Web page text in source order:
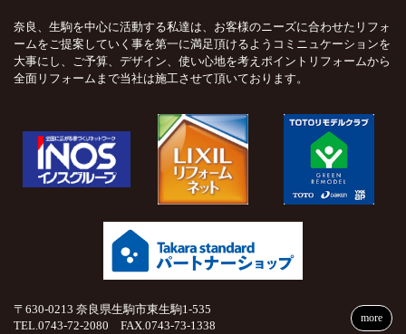
奈良、生駒を中心に活動する私達は、お客様のニーズに合わせたリフォ
ームをご提案していく事を第一に満足頂けるようコミニュケーションを
大事にし、ご予算、デザイン、使い心地を考えポイントリフォームから
全面リフォームまで当社は施工させて頂いております。
〒630-0213 奈良県生駒市東生駒1-535
TEL.0743-72-2080 FAX.0743-73-1338
more